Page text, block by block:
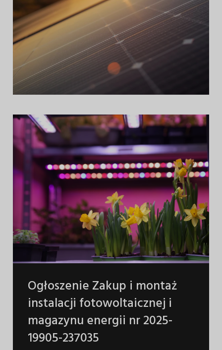
Ogłoszenie Zakup i montaż
instalacji fotowoltaicznej i
magazynu energii nr 2025-
19905-237035